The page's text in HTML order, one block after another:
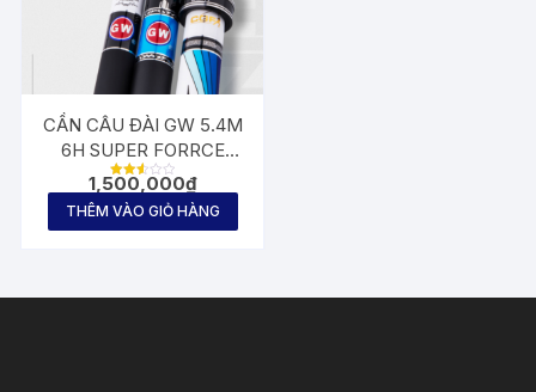
CẦN CÂU ĐÀI GW 5.4M
6H SUPER FORRCE
SPECIAL
Được
hạng
5
1,500,000₫
THÊM VÀO GIỎ HÀNG